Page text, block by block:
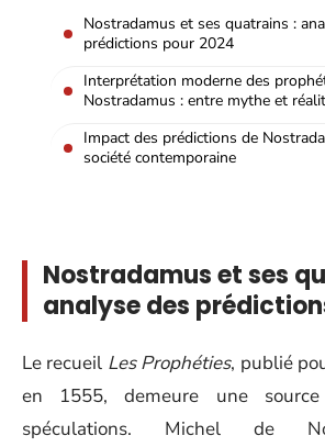
Nostradamus et ses quatrains :
prédictions pour 2024
Interprétation moderne des
Nostradamus : entre mythe et
Impact des prédictions de
société contemporaine
Nostradamus et ses
analyse des
Le recueil Les Prophéties, publié
en 1555, demeure une
spéculations. Michel de